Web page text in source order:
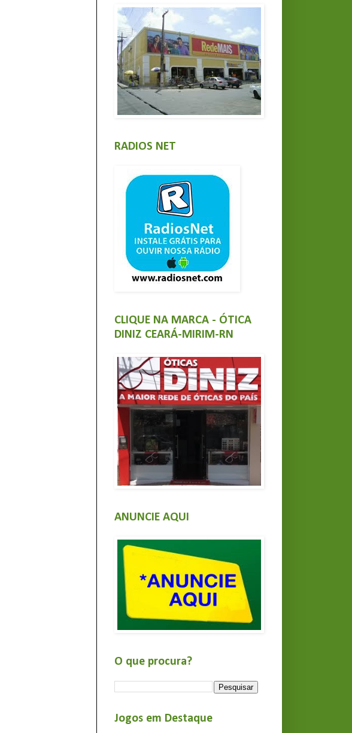
RADIOS NET
CLIQUE NA MARCA - ÓTICA
DINIZ CEARÁ-MIRIM-RN
ANUNCIE AQUI
O que procura?
Jogos em Destaque